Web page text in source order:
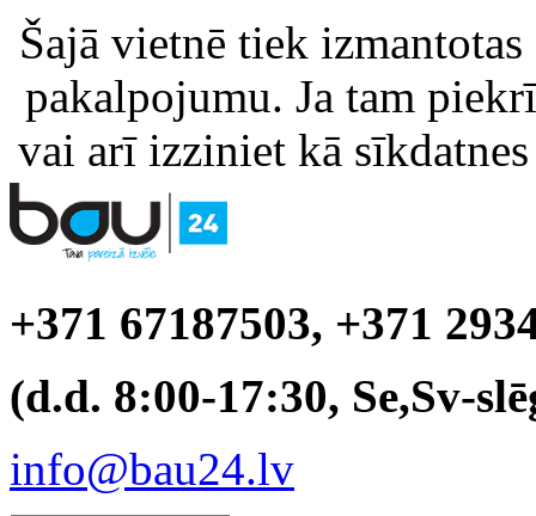
Šajā vietnē tiek
pakalpojumu. Ja tam
vai arī izziniet kā
+371 67187503, +371
(d.d. 8:00-17:30, Se,Sv-
info@bau24.lv